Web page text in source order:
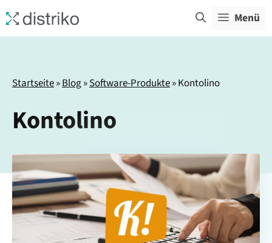
Inhalt
springen
Menü
Startseite»Blog»Software-Produkte»Kontolino
Kontolino